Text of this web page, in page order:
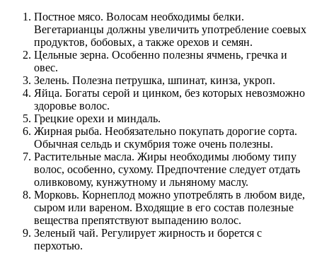
Постное мясо. Волосам необходимы белки.
Вегетарианцы должны увеличить употребление соевых
продуктов, бобовых, а также орехов и семян.
Цельные зерна. Особенно полезны ячмень, гречка и
овес.
Зелень. Полезна петрушка, шпинат, кинза, укроп.
Яйца. Богаты серой и цинком, без которых невозможно
здоровье волос.
Грецкие орехи и миндаль.
Жирная рыба. Необязательно покупать дорогие сорта.
Обычная сельдь и скумбрия тоже очень полезны.
Растительные масла. Жиры необходимы любому типу
волос, особенно, сухому. Предпочтение следует отдать
оливковому, кунжутному и льняному маслу.
Морковь. Корнеплод можно употреблять в любом виде,
сыром или вареном. Входящие в его состав полезные
вещества препятствуют выпадению волос.
Зеленый чай. Регулирует жирность и борется с
перхотью.